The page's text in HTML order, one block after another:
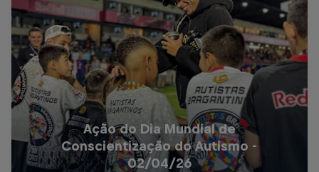
Ação do Dia Mundial de
Conscientização do Autismo -
02/04/26